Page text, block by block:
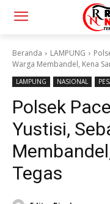
Beranda LAMPUNG
Warga Membandel, Kena
LAMPUNG NASIONAL
Polsek
Yustisi,
Tegas